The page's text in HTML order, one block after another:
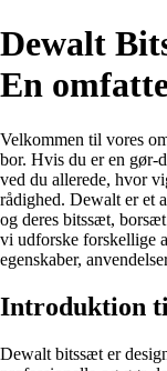
Dewalt
En
Velkommen til vores
bor. Hvis du er en gør-
ved du allerede, hvor
rådighed. Dewalt er et
og deres bitssæt,
vi udforske forskellige
egenskaber,
Introduktion
Dewalt bitssæt er